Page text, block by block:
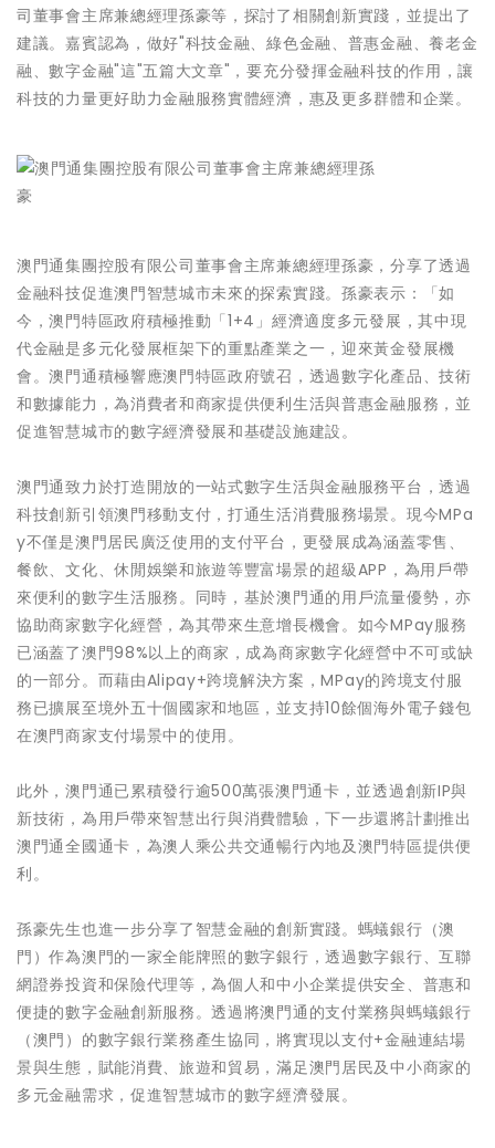
司董事會主席兼總經理孫豪等，探討了相關創新實踐，並提出了
建議。嘉賓認為，做好"科技金融、綠色金融、普惠金融、養老金
融、數字金融"這"五篇大文章"，要充分發揮金融科技的作用，讓
科技的力量更好助力金融服務實體經濟，惠及更多群體和企業。
澳門通集團控股有限公司董事會主席兼總經理孫豪，分享了透過
金融科技促進澳門智慧城市未來的探索實踐。孫豪表示：「如
今，澳門特區政府積極推動「1+4」經濟適度多元發展，其中現
代金融是多元化發展框架下的重點產業之一，迎來黃金發展機
會。澳門通積極響應澳門特區政府號召，透過數字化產品、技術
和數據能力，為消費者和商家提供便利生活與普惠金融服務，並
促進智慧城市的數字經濟發展和基礎設施建設。
澳門通致力於打造開放的一站式數字生活與金融服務平台，透過
科技創新引領澳門移動支付，打通生活消費服務場景。現今MPa
y不僅是澳門居民廣泛使用的支付平台，更發展成為涵蓋零售、
餐飲、文化、休閒娛樂和旅遊等豐富場景的超級APP，為用戶帶
來便利的數字生活服務。同時，基於澳門通的用戶流量優勢，亦
協助商家數字化經營，為其帶來生意增長機會。如今MPay服務
已涵蓋了澳門98%以上的商家，成為商家數字化經營中不可或缺
的一部分。而藉由Alipay+跨境解決方案，MPay的跨境支付服
務已擴展至境外五十個國家和地區，並支持10餘個海外電子錢包
在澳門商家支付場景中的使用。
此外，澳門通已累積發行逾500萬張澳門通卡，並透過創新IP與
新技術，為用戶帶來智慧出行與消費體驗，下一步還將計劃推出
澳門通全國通卡，為澳人乘公共交通暢行內地及澳門特區提供便
利。
孫豪先生也進一步分享了智慧金融的創新實踐。螞蟻銀行（澳
門）作為澳門的一家全能牌照的數字銀行，透過數字銀行、互聯
網證券投資和保險代理等，為個人和中小企業提供安全、普惠和
便捷的數字金融創新服務。透過將澳門通的支付業務與螞蟻銀行
（澳門）的數字銀行業務產生協同，將實現以支付+金融連結場
景與生態，賦能消費、旅遊和貿易，滿足澳門居民及中小商家的
多元金融需求，促進智慧城市的數字經濟發展。